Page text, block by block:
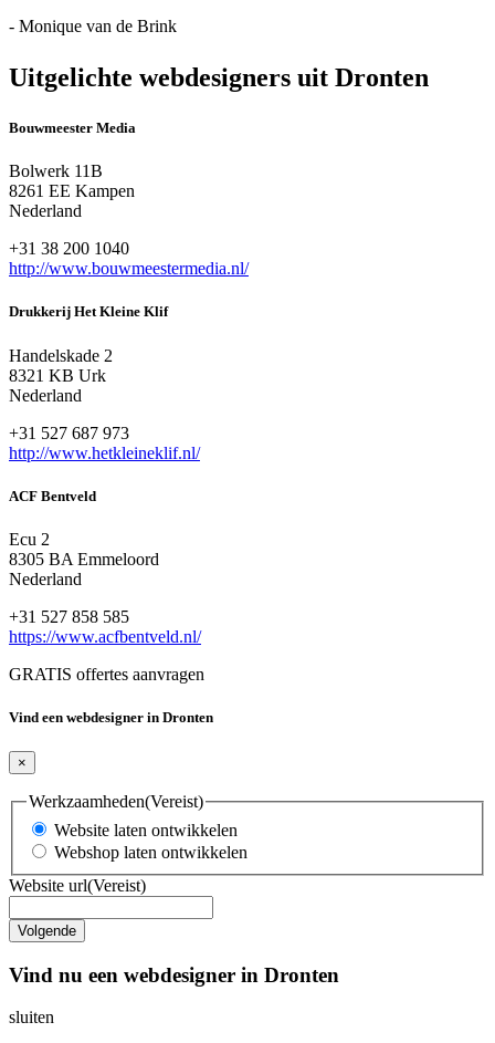
- Monique van de Brink
Uitgelichte webdesigners uit Dronten
Bouwmeester Media
Bolwerk 11B
8261 EE Kampen
Nederland
+31 38 200 1040
http://www.bouwmeestermedia.nl/
Drukkerij Het Kleine Klif
Handelskade 2
8321 KB Urk
Nederland
+31 527 687 973
http://www.hetkleineklif.nl/
ACF Bentveld
Ecu 2
8305 BA Emmeloord
Nederland
+31 527 858 585
https://www.acfbentveld.nl/
GRATIS offertes aanvragen
Vind een webdesigner in Dronten
×
Werkzaamheden(Vereist)
Website laten ontwikkelen
Webshop laten ontwikkelen
Website url(Vereist)
Vind nu een webdesigner in Dronten
sluiten